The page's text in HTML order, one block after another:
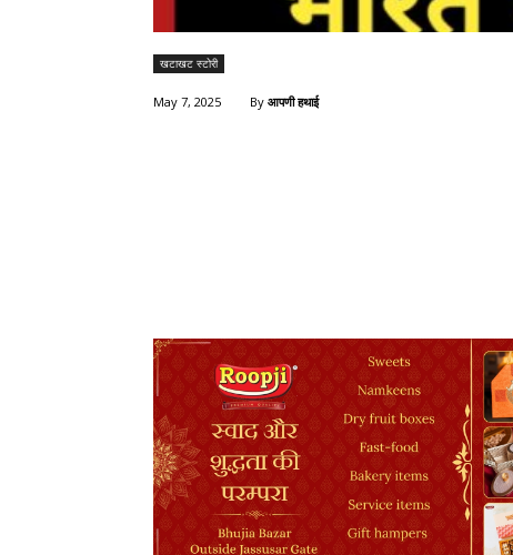
खटाखट स्टोरी
May 7, 2025 By आपणी हथाई